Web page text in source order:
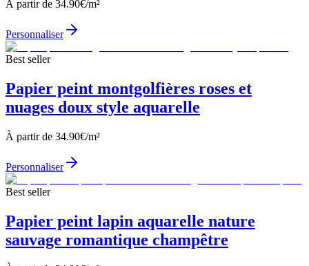
À partir de 34.90€/m²
Personnaliser
Best seller
Papier peint montgolfières roses et
nuages doux style aquarelle
À partir de 34.90€/m²
Personnaliser
Best seller
Papier peint lapin aquarelle nature
sauvage romantique champêtre